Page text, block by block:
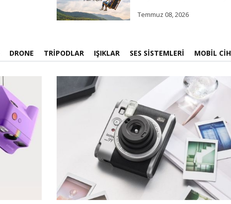
Temmuz 08, 2026
DRONE TRIPODLAR IŞIKLAR SES SISTEMLERI MOBIL